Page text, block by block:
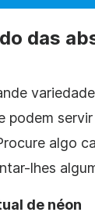
das
podem
algo
lhes
de néon